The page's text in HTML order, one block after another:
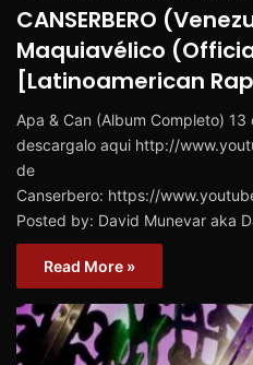
CANSERBERO
Maquiavélico
[Latinoamerican
Apa & Can (Album Completo)
descargalo aqui http://
de
Canserbero: https://
Posted by: David Munevar aka
Read More »